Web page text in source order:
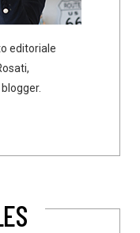
editoriale